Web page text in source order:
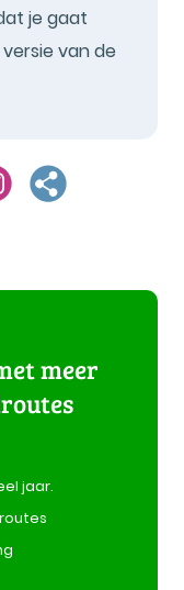
je gaat
van de
meer
jaar.